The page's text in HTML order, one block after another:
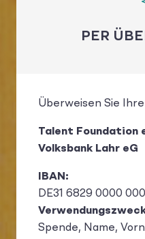
PER
Überweisen Sie
Talent Foundation
Volksbank Lahr eG
IBAN:
DE31 6829 0000
Spende, Name,